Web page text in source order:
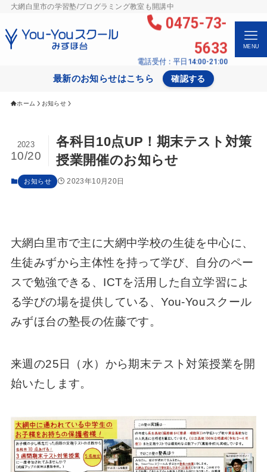
大網白里市の学習塾/プログラミング教室も開講中
0475-73-
5633
電話受付：平日14:00-21:00
MENU
最新のお知らせはこちら 確認する
ホーム お知らせ
各科目10点UP！期末テスト対策
授業開催のお知らせ
2023
10/20
お知らせ 2023年10月20日
大網白里市で主に大網中学校の生徒を中心に、
生徒みずから主体性を持って学び、自分のペー
スで勉強できる、ICTを活用した自立学習によ
る学びの場を提供している、You-Youスクール
みずほ台の塾長の佐藤です。
来週の25日（水）から期末テスト対策授業を開
始いたします。